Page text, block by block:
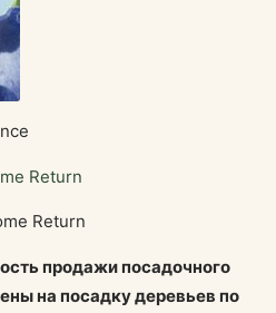
Return
продажи посадочного
на посадку деревьев по